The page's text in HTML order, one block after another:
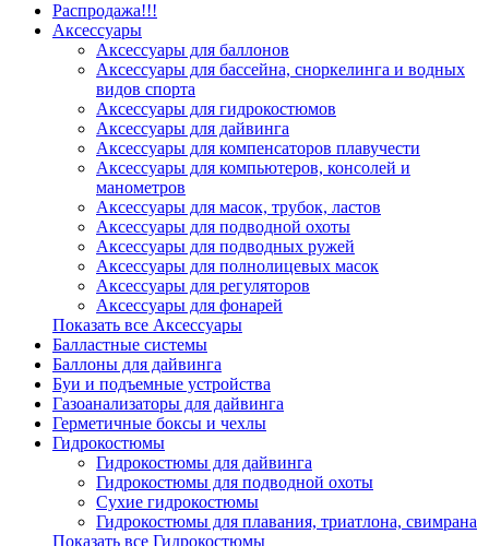
Распродажа!!!
Аксессуары
Аксессуары для баллонов
Аксессуары для бассейна, сноркелинга и водных
видов спорта
Аксессуары для гидрокостюмов
Аксессуары для дайвинга
Аксессуары для компенсаторов плавучести
Аксессуары для компьютеров, консолей и
манометров
Аксессуары для масок, трубок, ластов
Аксессуары для подводной охоты
Аксессуары для подводных ружей
Аксессуары для полнолицевых масок
Аксессуары для регуляторов
Аксессуары для фонарей
Показать все Аксессуары
Балластные системы
Баллоны для дайвинга
Буи и подъемные устройства
Газоанализаторы для дайвинга
Герметичные боксы и чехлы
Гидрокостюмы
Гидрокостюмы для дайвинга
Гидрокостюмы для подводной охоты
Сухие гидрокостюмы
Гидрокостюмы для плавания, триатлона, свимрана
Показать все Гидрокостюмы